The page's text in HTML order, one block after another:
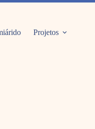
Projetos